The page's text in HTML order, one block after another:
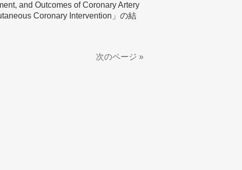
and Outcomes of Coronary Artery
Coronary Intervention」の結
次のページ »